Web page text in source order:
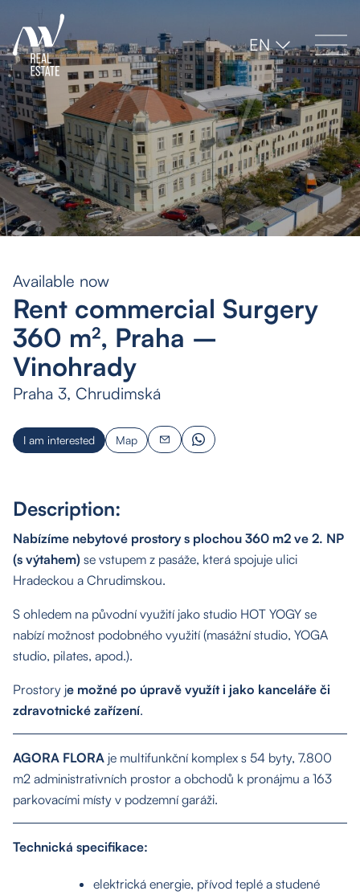
EN
Available now
Rent commercial Surgery
360 m², Praha –
Vinohrady
Praha 3, Chrudimská
I am interested Map
Description:
Nabízíme nebytové prostory s plochou 360 m2 ve 2. NP
(s výtahem) se vstupem z pasáže, která spojuje ulici
Hradeckou a Chrudimskou.
S ohledem na původní využití jako studio HOT YOGY se
nabízí možnost podobného využití (masážní studio, YOGA
studio, pilates, apod.).
Prostory je možné po úpravě využít i jako kanceláře či
zdravotnické zařízení.
AGORA FLORA je multifunkční komplex s 54 byty, 7.800
m2 administrativních prostor a obchodů k pronájmu a 163
parkovacími místy v podzemní garáži.
Technická specifikace:
elektrická energie, přívod teplé a studené